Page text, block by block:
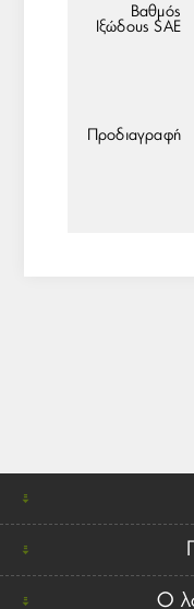
Βαθμός
Ιξώδους SAE
Προδιαγραφή
Ο